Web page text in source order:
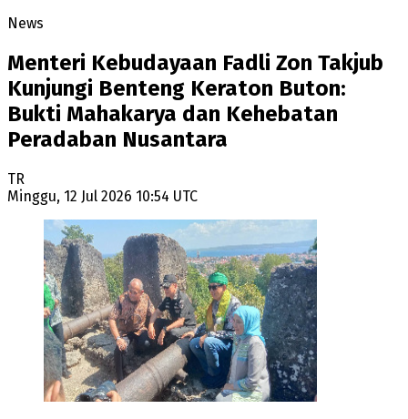
News
Menteri Kebudayaan Fadli Zon Takjub
Kunjungi Benteng Keraton Buton:
Bukti Mahakarya dan Kehebatan
Peradaban Nusantara
TR
Minggu, 12 Jul 2026 10:54 UTC